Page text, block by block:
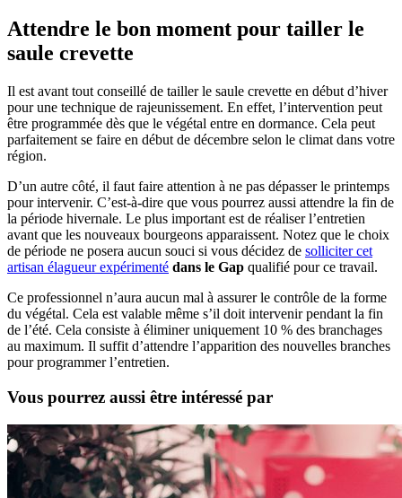
Attendre le bon moment pour tailler le
saule crevette
Il est avant tout conseillé de tailler le saule crevette en début d’hiver
pour une technique de rajeunissement. En effet, l’intervention peut
être programmée dès que le végétal entre en dormance. Cela peut
parfaitement se faire en début de décembre selon le climat dans votre
région.
D’un autre côté, il faut faire attention à ne pas dépasser le printemps
pour intervenir. C’est-à-dire que vous pourrez aussi attendre la fin de
la période hivernale. Le plus important est de réaliser l’entretien
avant que les nouveaux bourgeons apparaissent. Notez que le choix
de période ne posera aucun souci si vous décidez de solliciter cet
artisan élagueur expérimenté dans le Gap qualifié pour ce travail.
Ce professionnel n’aura aucun mal à assurer le contrôle de la forme
du végétal. Cela est valable même s’il doit intervenir pendant la fin
de l’été. Cela consiste à éliminer uniquement 10 % des branchages
au maximum. Il suffit d’attendre l’apparition des nouvelles branches
pour programmer l’entretien.
Vous pourrez aussi être intéressé par